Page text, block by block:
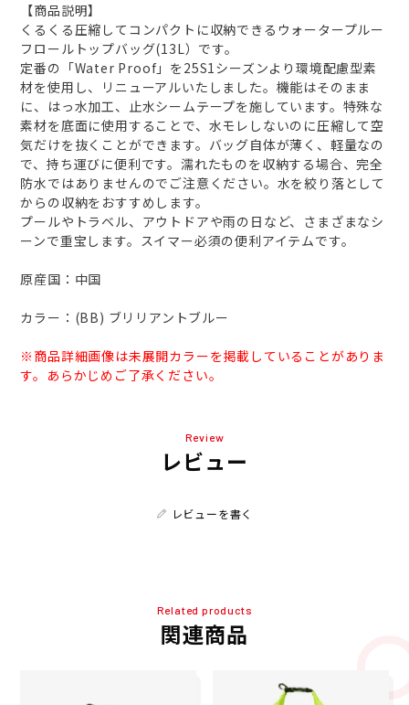
【商品説明】
くるくる圧縮してコンパクトに収納できるウォータープルー
フロールトップバッグ(13L）です。
定番の「Water Proof」を25S1シーズンより環境配慮型素
材を使用し、リニューアルいたしました。機能はそのまま
に、はっ水加工、止水シームテープを施しています。特殊な
素材を底面に使用することで、水モレしないのに圧縮して空
気だけを抜くことができます。バッグ自体が薄く、軽量なの
で、持ち運びに便利です。濡れたものを収納する場合、完全
防水ではありませんのでご注意ください。水を絞り落として
からの収納をおすすめします。
プールやトラベル、アウトドアや雨の日など、さまざまなシ
ーンで重宝します。スイマー必須の便利アイテムです。
原産国：中国
カラー：(BB) ブリリアントブルー
※商品詳細画像は未展開カラーを掲載していることがありま
す。あらかじめご了承ください。
Review
レビュー
レビューを書く
Related products
関連商品